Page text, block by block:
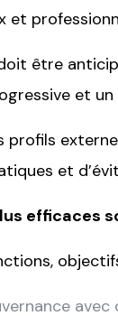
et
être
et
profils
et
efficaces
avec